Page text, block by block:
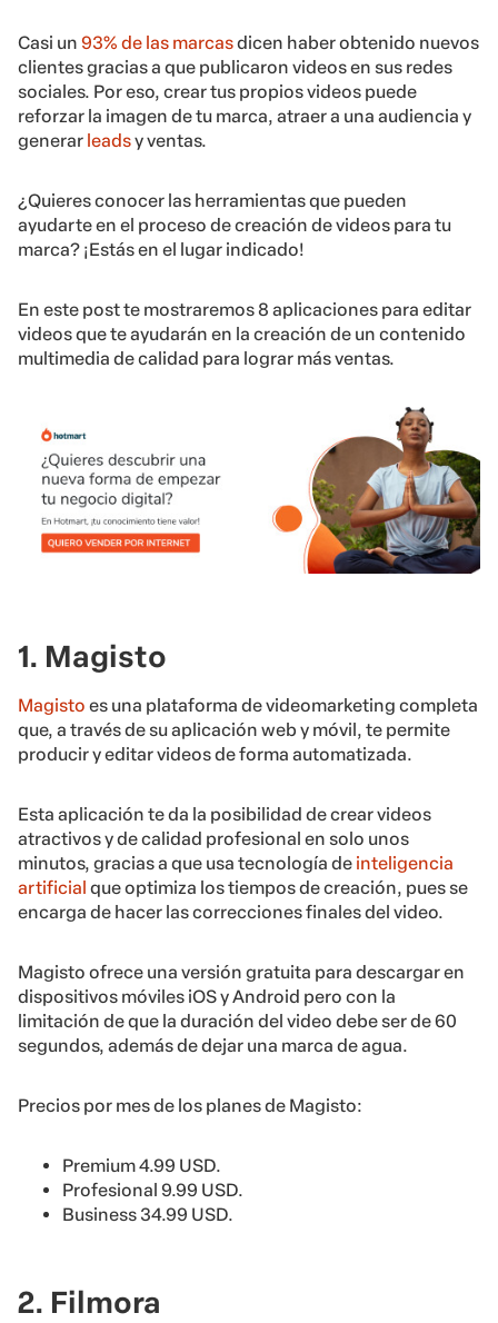
Casi un 93% de las marcasdicen haber obtenido nuevos
clientes gracias a que publicaron videos en sus redes
sociales. Por eso, crear tus propios videos puede
reforzar la imagen de tu marca, atraer a una audiencia y
generar leadsy ventas.
¿Quieres conocer las herramientas que pueden
ayudarte en el proceso de creación de videos para tu
marca? ¡Estás en el lugar indicado!
En este post te mostraremos 8 aplicaciones para editar
videos que te ayudarán en la creación de un contenido
multimedia de calidad para lograr más ventas.
1. Magisto
Magisto es una plataforma de videomarketing completa
que, a través de su aplicación web y móvil, te permite
producir y editar videos de forma automatizada.
Esta aplicación te da la posibilidad de crear videos
atractivos y de calidad profesional en solo unos
minutos, gracias a que usa tecnología de inteligencia
artificial que optimiza los tiempos de creación, pues se
encarga de hacer las correcciones finales del video.
Magisto ofrece una versión gratuita para descargar en
dispositivos móviles iOS y Android pero con la
limitación de que la duración del video debe ser de 60
segundos, además de dejar una marca de agua.
Precios por mes de los planes de Magisto:
Premium 4.99 USD.
Profesional 9.99 USD.
Business 34.99 USD.
2. Filmora